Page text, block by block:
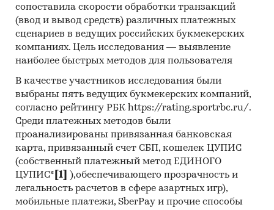
сопоставила скорости обработки транзакций
(ввод и вывод средств) различных платежных
сценариев в ведущих российских букмекерских
компаниях. Цель исследования — выявление
наиболее быстрых методов для пользователя
В качестве участников исследования были
выбраны пять ведущих букмекерских компаний,
согласно рейтингу РБК https://rating.sportrbc.ru/.
Среди платежных методов были
проанализированы привязанная банковская
карта, привязанный счет СБП, кошелек ЦУПИС
(собственный платежный метод ЕДИНОГО
ЦУПИС* [1]
),обеспечивающего прозрачность и
легальность расчетов в сфере азартных игр),
мобильные платежи, SberPay и прочие способы